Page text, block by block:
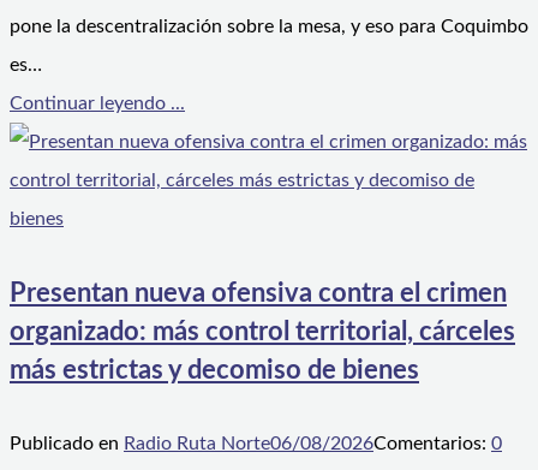
pone la descentralización sobre la mesa, y eso para Coquimbo
es…
Continuar leyendo ...
Presentan nueva ofensiva contra el crimen
organizado: más control territorial, cárceles
más estrictas y decomiso de bienes
Publicado en Radio Ruta Norte06/08/2026Comentarios: 0